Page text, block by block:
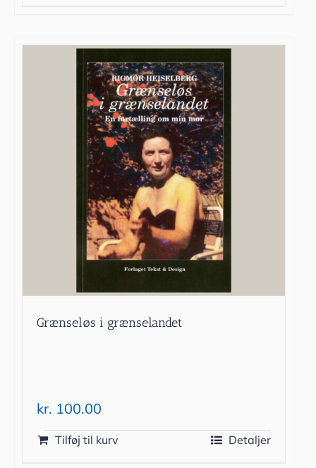
Grænseløs i grænselandet
kr. 100.00
Tilføj til kurv Detaljer